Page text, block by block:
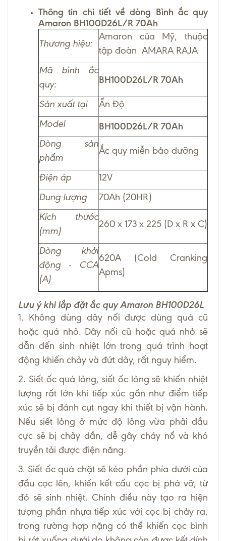
Thông tin chi tiết về dòng Bình ắc quy
Amaron BH100D26L/R 70Ah
Thương hiệu:
Amaron của Mỹ, thuộc
tập đoàn AMARA RAJA
Mã bình ắc
quy:
BH100D26L/R 70Ah
Sản xuất tại
Ấn Độ
Model
BH100D26L/R 70Ah
Dòng sản
phẩm
Ắc quy miễn bảo dưỡng
Điện áp
12V
Dung lượng
70Ah (20HR)
Kích thước
(mm)
260 x 173 x 225 (D x R x C)
Dòng khởi
động - CCA
(A)
620A (Cold Cranking
Apms)
Lưu ý khi lắp đặt ắc quy Amaron BH100D26L
1. Không dùng dây nối được dùng quá cũ
hoặc quá nhỏ. Dây nối cũ hoặc quá nhỏ sẽ
dẫn đến sinh nhiệt lớn trong quá trình hoạt
động khiến chảy và đứt dây, rất nguy hiểm.
2. Siết ốc quá lỏng, siết ốc lỏng sẽ khiến nhiệt
lượng rất lớn khi tiếp xúc gần như điểm tiếp
xúc sẽ bị đánh cụt ngay khi thiết bị vận hành.
Nếu siết lỏng ở mức độ lỏng vừa phải đầu
cực sẽ bị chảy dần, dễ gây cháy nổ và khó
truyền tải được điện năng.
3. Siết ốc quá chặt sẽ kéo phần phía dưới của
đầu cọc lên, khiến kết cấu cọc bị phá vỡ, từ
đó sẽ sinh nhiệt. Chính điều này tạo ra hiện
tượng phần nhựa tiếp xúc với cọc bị chảy ra,
trong rường hợp nặng có thể khiến cọc bình